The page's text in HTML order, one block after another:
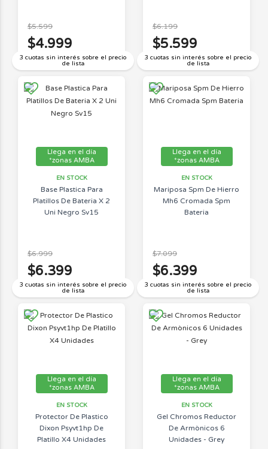
3 cuotas sin interés sobre el precio
de lista
$5.599
$4.999
3 cuotas sin interés sobre el precio
de lista
$6.199
$5.599
Llega en el día
*zonas AMBA
EN STOCK
Base Plastica Para
Platillos De Bateria X 2
Uni Negro Sv15
3 cuotas sin interés sobre el precio
de lista
$6.999
$6.399
Llega en el día
*zonas AMBA
EN STOCK
Mariposa Spm De Hierro
Mh6 Cromada Spm
Bateria
3 cuotas sin interés sobre el precio
de lista
$7.099
$6.399
Llega en el día
*zonas AMBA
EN STOCK
Protector De Plastico
Dixon Psyvt1hp De
Platillo X4 Unidades
Llega en el día
*zonas AMBA
EN STOCK
Gel Chromos Reductor
De Armònicos 6
Unidades - Grey